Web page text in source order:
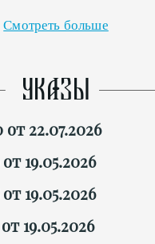
Смотреть больше
УКАЗЫ
от 22.07.2026
19.05.2026
19.05.2026
19.05.2026